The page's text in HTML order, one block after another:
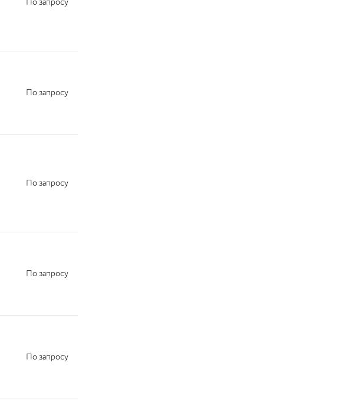
По запросу
По запросу
По запросу
По запросу
По запросу